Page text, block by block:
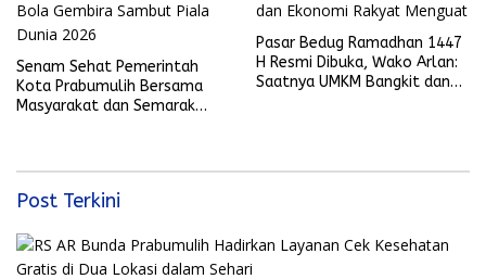
Senam Sehat Pemerintah
Kota Prabumulih Bersama
Masyarakat dan Semarak
Pasar Bedug Ramadhan 1447
H Resmi Dibuka, Wako Arlan:
Saatnya UMKM Bangkit dan
Post Terkini